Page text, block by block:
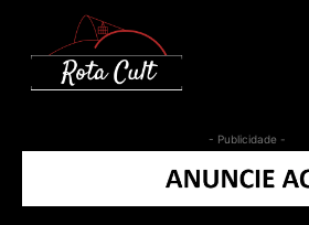
- Publicidade -